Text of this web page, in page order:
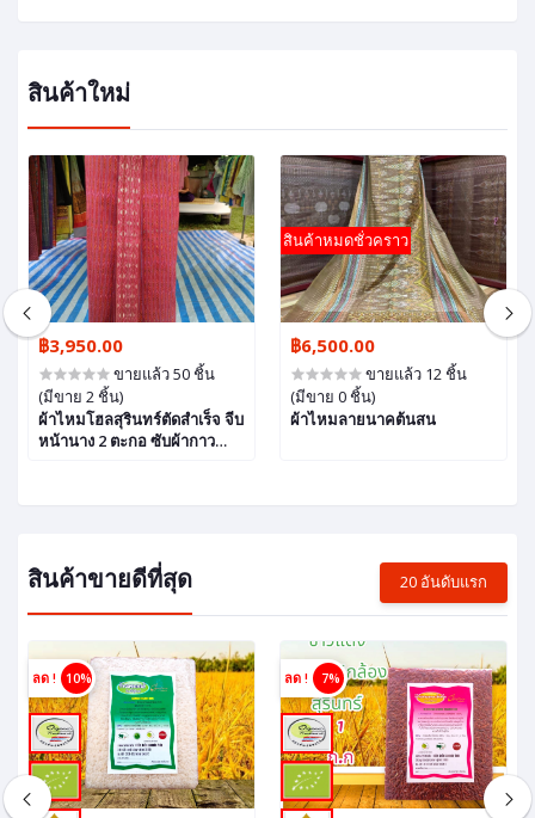
สินค้าใหม่
฿3,950.00
ขายแล้ว 50 ชิ้น
(มีขาย 2 ชิ้น)
ผ้าไหมโฮลสุรินทร์ตัดสำเร็จ จีบ
หน้านาง 2 ตะกอ ซับผ้ากาว
สินค้าหมดชั่วคราว
฿6,500.00
ขายแล้ว 12 ชิ้น
(มีขาย 0 ชิ้น)
ผ้าไหมลายนาคต้นสน
สินค้าขายดีที่สุด 20 อันดับแรก
ลด ! 10% ลด ! 7%